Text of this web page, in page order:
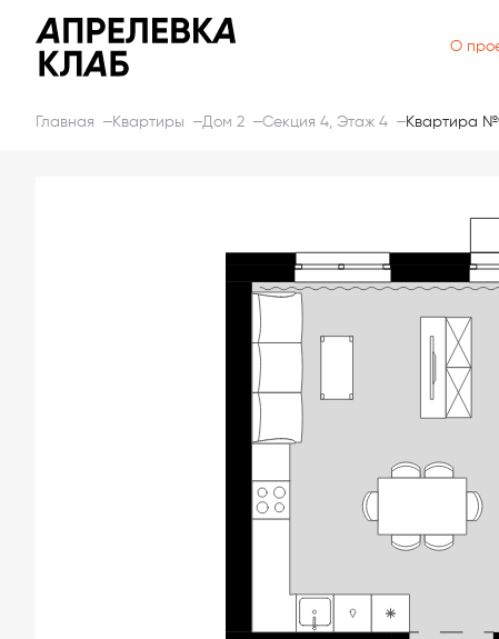
О
Главная Квартиры Дом 2 Секция 4, Этаж 4 Квартира